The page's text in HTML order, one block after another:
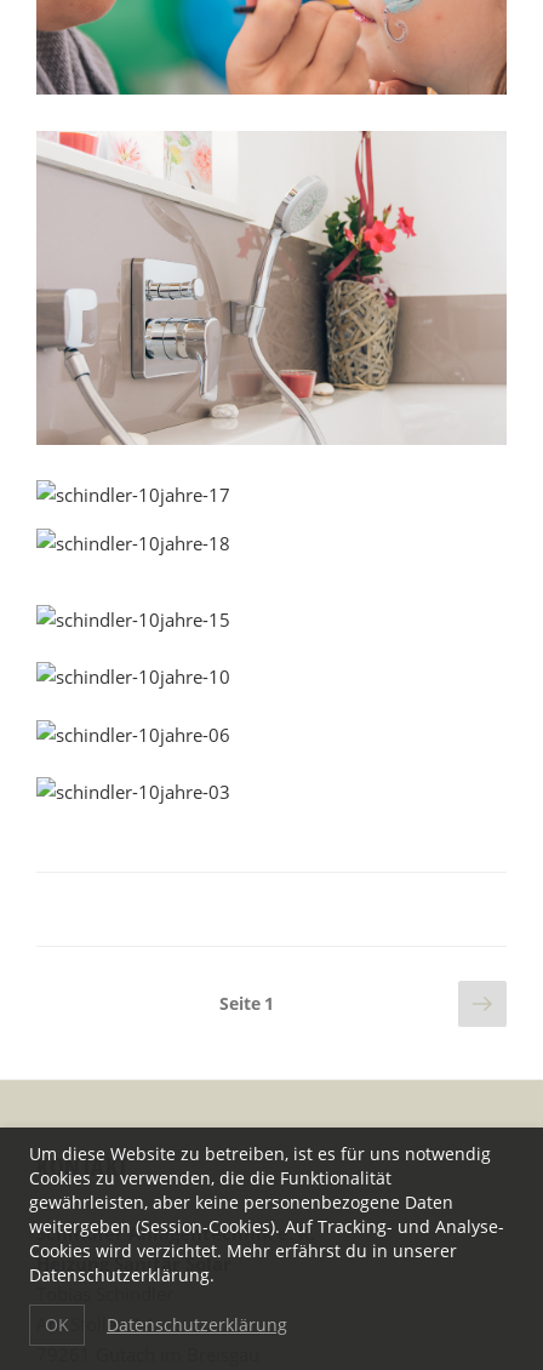
SEITENNUMMERIERUNG
Seite 1
Seite
KONTAKT
Schindler Anlagentechnik e. K.
Heizung Sanitär Solar
Am Stollen 14
Um diese Website zu betreiben, ist es für uns notwendig
Cookies zu verwenden, die die Funktionalität
gewährleisten, aber keine personenbezogene Daten
weitergeben (Session-Cookies). Auf Tracking- und Analyse-
Cookies wird verzichtet. Mehr erfährst du in unserer
Datenschutzerklärung.
OK Datenschutzerklärung